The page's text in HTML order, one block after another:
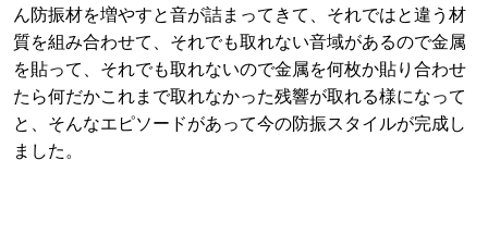
ん防振材を増やすと音が詰まってきて、それではと違う材
質を組み合わせて、それでも取れない音域があるので金属
を貼って、それでも取れないので金属を何枚か貼り合わせ
たら何だかこれまで取れなかった残響が取れる様になって
と、そんなエピソードがあって今の防振スタイルが完成し
ました。